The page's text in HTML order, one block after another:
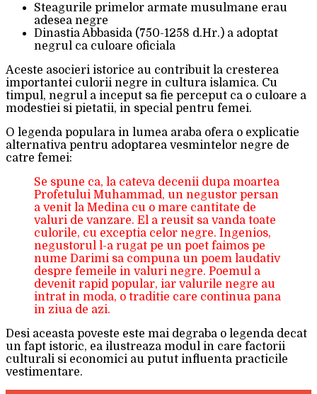
Steagurile primelor armate musulmane erau
adesea negre
Dinastia Abbasida (750-1258 d.Hr.) a adoptat
negrul ca culoare oficiala
Aceste asocieri istorice au contribuit la cresterea
importantei culorii negre in cultura islamica. Cu
timpul, negrul a inceput sa fie perceput ca o culoare a
modestiei si pietatii, in special pentru femei.
O legenda populara in lumea araba ofera o explicatie
alternativa pentru adoptarea vesmintelor negre de
catre femei:
Se spune ca, la cateva decenii dupa moartea
Profetului Muhammad, un negustor persan
a venit la Medina cu o mare cantitate de
valuri de vanzare. El a reusit sa vanda toate
culorile, cu exceptia celor negre. Ingenios,
negustorul l-a rugat pe un poet faimos pe
nume Darimi sa compuna un poem laudativ
despre femeile in valuri negre. Poemul a
devenit rapid popular, iar valurile negre au
intrat in moda, o traditie care continua pana
in ziua de azi.
Desi aceasta poveste este mai degraba o legenda decat
un fapt istoric, ea ilustreaza modul in care factorii
culturali si economici au putut influenta practicile
vestimentare.